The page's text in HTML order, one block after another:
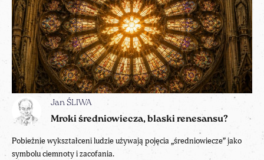
Jan ŚLIWA
Mroki średniowiecza, blaski renesansu?
Pobieżnie wykształceni ludzie używają pojęcia „średniowiecze” jako
symbolu ciemnoty i zacofania.